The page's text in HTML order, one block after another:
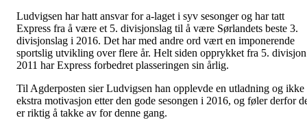
Ludvigsen har hatt ansvar for a-laget i syv sesonger og har tatt
Express fra å være et 5. divisjonslag til å være Sørlandets beste 3.
divisjonslag i 2016. Det har med andre ord vært en imponerende
sportslig utvikling over flere år. Helt siden opprykket fra 5.
2011 har Express forbedret plasseringen sin årlig.
Til Agderposten sier Ludvigsen han opplevde en utladning og ikke
ekstra motivasjon etter den gode sesongen i 2016, og føler derfor
er riktig å takke av for denne gang.